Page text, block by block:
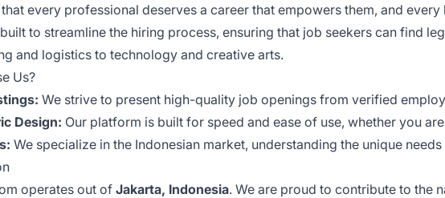
every professional deserves a career that empowers them, and
to streamline the hiring process, ensuring that job seekers can find
and logistics to technology and creative arts.
Us?
We strive to present high-quality job openings from verified
Design: Our platform is built for speed and ease of use, whether you
We specialize in the Indonesian market, understanding the unique
operates out of Jakarta, Indonesia. We are proud to contribute to the